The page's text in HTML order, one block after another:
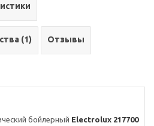
(1) Отзывы
бойлерный Electrolux 217700